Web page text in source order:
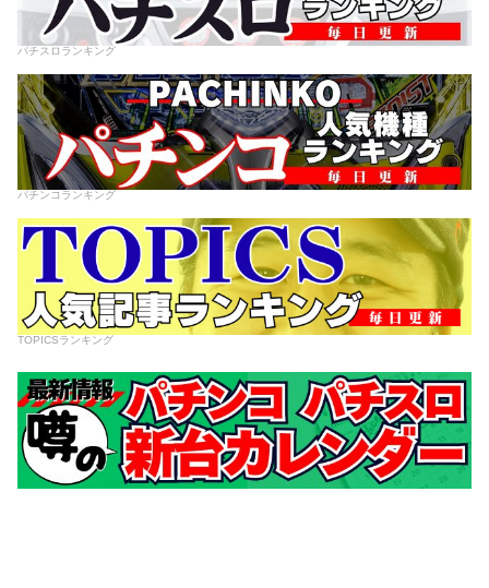
パチスロランキング
パチンコランキング
TOPICSランキング